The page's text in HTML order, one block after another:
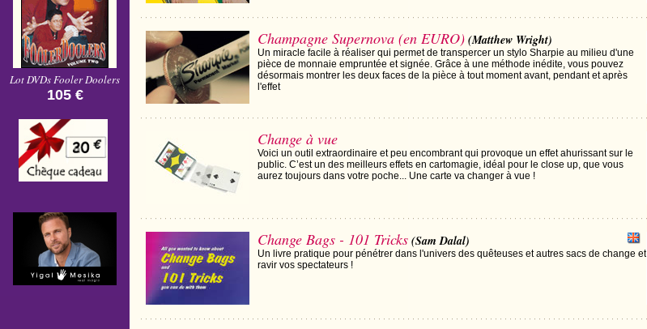
Lot DVDs Fooler Doolers
105 €
Champagne Supernova (en EURO) (Matthew Wright)
Un miracle facile à réaliser qui permet de transpercer un stylo Sharpie au milieu d'une
pièce de monnaie empruntée et signée. Grâce à une méthode inédite, vous pouvez
désormais montrer les deux faces de la pièce à tout moment avant, pendant et après
l'effet
Change à vue
Voici un outil extraordinaire et peu encombrant qui provoque un effet ahurissant sur le
public. C’est un des meilleurs effets en cartomagie, idéal pour le close up, que vous
aurez toujours dans votre poche... Une carte va changer à vue !
Change Bags - 101 Tricks (Sam Dalal)
Un livre pratique pour pénétrer dans l'univers des quêteuses et autres sacs de change et
ravir vos spectateurs !